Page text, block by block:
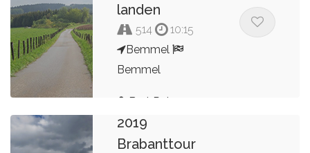
landen
514
10:15
Bemmel
Bemmel
Bert Peters
2019
Brabanttour